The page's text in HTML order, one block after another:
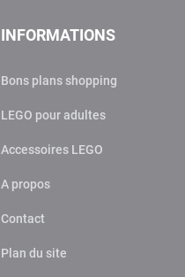
INFORMATIONS
Bons plans shopping
LEGO pour adultes
Accessoires LEGO
A propos
Contact
Plan du site